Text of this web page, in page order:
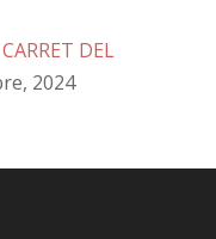
DEL
2024